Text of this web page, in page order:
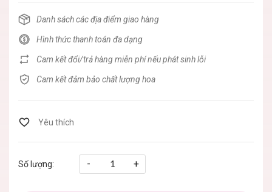
Danh sách các địa điểm giao hàng
Hình thức thanh toán đa dạng
Cam kết đổi/trả hàng miễn phí nếu phát sinh lỗi
Cam kết đảm bảo chất lượng hoa
Số lượng: - +